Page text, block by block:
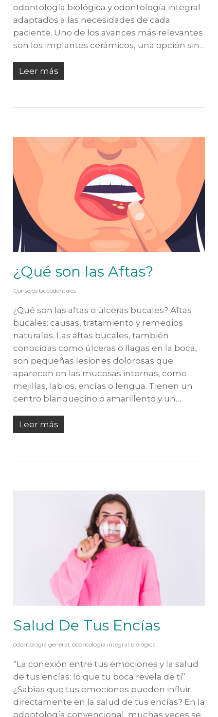
odontología biológica y odontología integral
adaptados a las necesidades de cada
paciente. Uno de los avances más relevantes
son los implantes cerámicos, una opción sin…
Leer más
¿Qué son las Aftas?
Consejos bucodentales
¿Qué son las aftas o úlceras bucales? Aftas
bucales: causas, tratamiento y remedios
naturales. Las aftas bucales, también
conocidas como úlceras o llagas en la boca,
son pequeñas lesiones dolorosas que
aparecen en las mucosas internas, como
mejillas, labios, encías o lengua. Tienen un
centro blanquecino o amarillento y un…
Leer más
Salud De Tus Encías
odontología general odontología integral biológica
“La conexión entre tus emociones y la salud
de tus encías: lo que tu boca revela de ti”
¿Sabías que tus emociones pueden influir
directamente en la salud de tus encías? En la
odontología convencional, muchas veces se